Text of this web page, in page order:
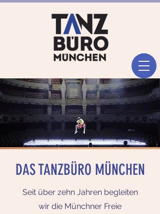
DAS TANZBÜRO MÜNCHEN
Seit über zehn Jahren begleiten
wir die Münchner Freie